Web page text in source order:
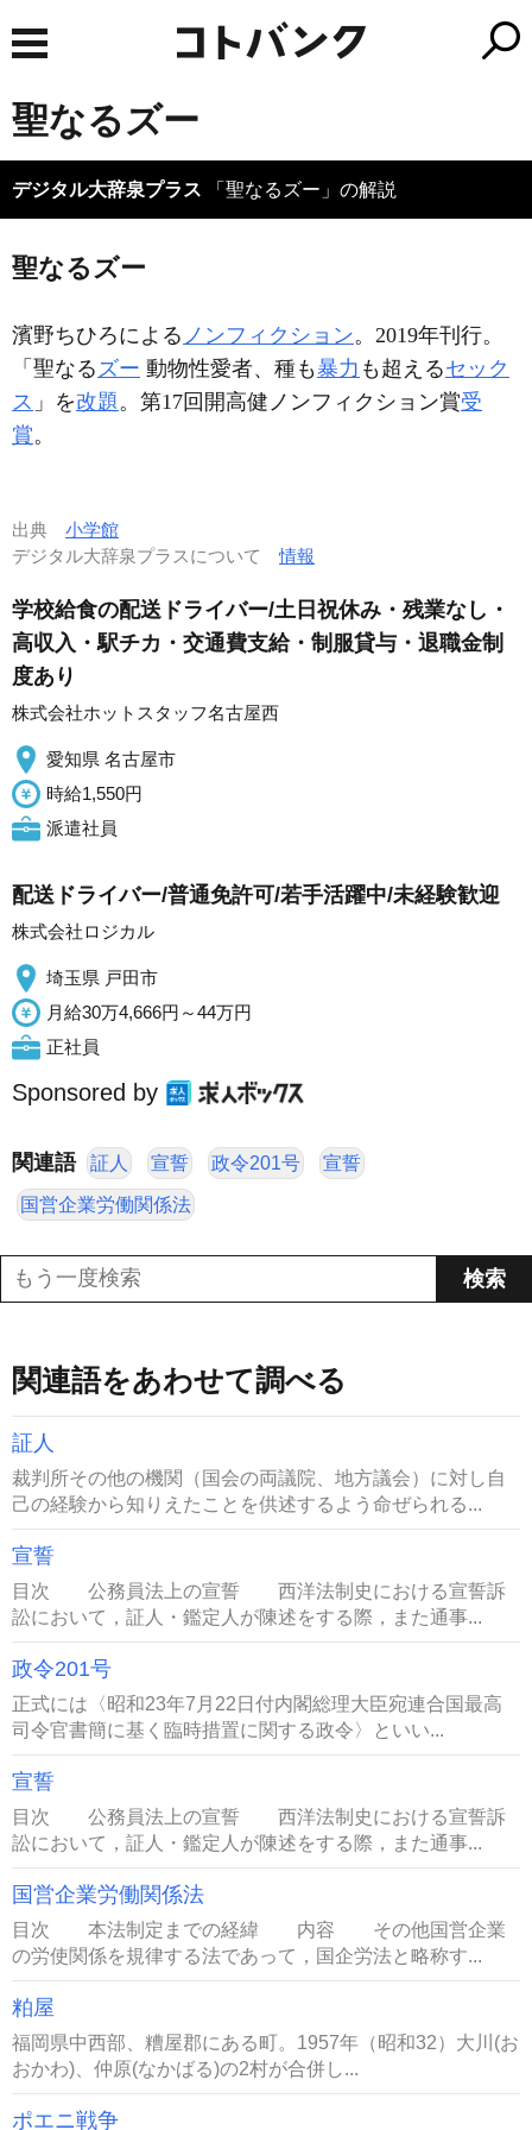
聖なるズー
デジタル大辞泉プラス 「聖なるズー」の解説
聖なるズー
濱野ちひろによる ノンフィクション。2019年刊行。
「聖なる ズー 動物性愛者、種も暴力 も超えるセック
ス 」を改題。第17回開高健ノンフィクション賞受
賞。
出典 小学館
デジタル大辞泉プラスについて情報
学校給食の配送ドライバー/土日祝休み・残業なし・
高収入・駅チカ・交通費支給・制服貸与・退職金制
度あり
株式会社ホットスタッフ名古屋西
愛知県 名古屋市
時給1,550円
派遣社員
配送ドライバー/普通免許可/若手活躍中/未経験歓迎
株式会社ロジカル
埼玉県 戸田市
月給30万4,666円～44万円
正社員
Sponsored by
関連語 証人 宣誓 政令201号 宣誓
国営企業労働関係法
関連語をあわせて調べる
証人
裁判所その他の機関（国会の両議院、地方議会）に対し自
己の経験から知りえたことを供述するよう命ぜられる...
宣誓
目次 公務員法上の宣誓 西洋法制史における宣誓訴
訟において，証人・鑑定人が陳述をする際，また通事...
政令201号
正式には〈昭和23年7月22日付内閣総理大臣宛連合国最高
司令官書簡に基く臨時措置に関する政令〉といい...
宣誓
目次 公務員法上の宣誓 西洋法制史における宣誓訴
訟において，証人・鑑定人が陳述をする際，また通事...
国営企業労働関係法
目次 本法制定までの経緯 内容 その他国営企業
の労使関係を規律する法であって，国企労法と略称す...
粕屋
福岡県中西部、糟屋郡にある町。1957年（昭和32）大川(お
おかわ)、仲原(なかばる)の2村が合併し...
ポエニ戦争